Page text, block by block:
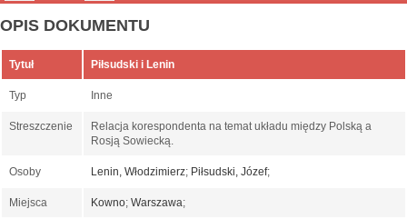
OPIS DOKUMENTU
Tytuł Piłsudski i Lenin
Typ Inne
Streszczenie
Relacja korespondenta na temat układu między Polską a
Rosją Sowiecką.
Osoby Lenin, Włodzimierz; Piłsudski, Józef;
Miejsca Kowno; Warszawa;